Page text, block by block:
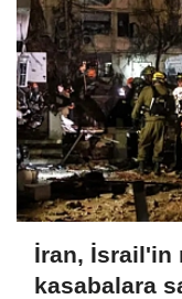
İran, İsrail'in
kasabalara